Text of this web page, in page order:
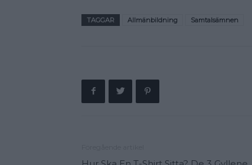
TAGGAR Allmänbildning Samtalsämnen